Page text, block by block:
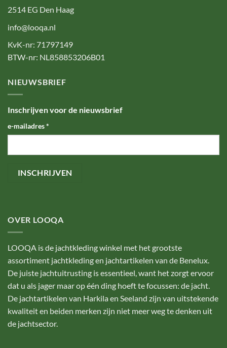
2514 EG Den Haag
info@looqa.nl
KvK-nr: 71797149
BTW-nr: NL858853206B01
NIEUWSBRIEF
Inschrijven voor de nieuwsbrief
e-mailadres*
OVER LOOQA
LOOQA is de jachtkleding winkel met het grootste
assortiment jachtkleding en jachtartikelen van de Benelux.
De juiste jachtuitrusting is essentieel, want het zorgt ervoor
dat u als jager maar op één ding hoeft te focussen: de jacht.
De jachtartikelen van Harkila en Seeland zijn van uitstekende
kwaliteit en beiden merken zijn niet meer weg te denken uit
de jachtsector.